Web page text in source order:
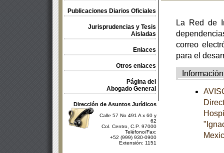
Publicaciones Diarios Oficiales
Jurisprudencias y Tesis
Aisladas
Enlaces
Otros enlaces
Página del
Abogado General
Dirección de Asuntos Jurídicos
Calle 57 No 491 A x 60 y
62
Col. Centro, C.P. 97000
Teléfono/Fax:
+52 (999) 930-0900
Extensión: 1151
La Red de
correo
para el
Información